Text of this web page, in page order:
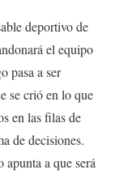
deportivo de
el equipo
pasa a ser
se crió en lo que
en las filas de
de decisiones.
a que será